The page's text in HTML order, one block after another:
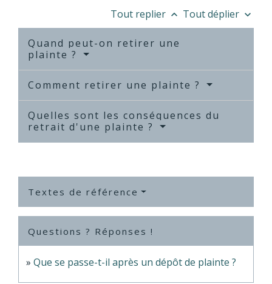
Tout replier keyboard_arrow_up Tout déplier keyboard_arrow_down
Quand peut-on retirer une
plainte ?
Comment retirer une plainte ?
Quelles sont les conséquences du
retrait d'une plainte ?
Textes de référence
Questions ? Réponses !
Que se passe-t-il après un dépôt de plainte ?